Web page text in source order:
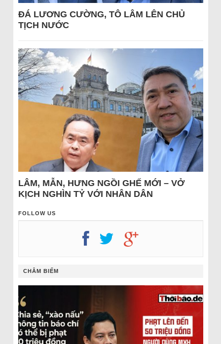
ĐÁ LƯƠNG CƯỜNG, TÔ LÂM LÊN CHỦ
TỊCH NƯỚC
LÂM, MẪN, HƯNG NGỒI GHẾ MỚI – VỞ
KỊCH NGHÌN TỶ VỚI NHÂN DÂN
FOLLOW US
CHÂM BIẾM